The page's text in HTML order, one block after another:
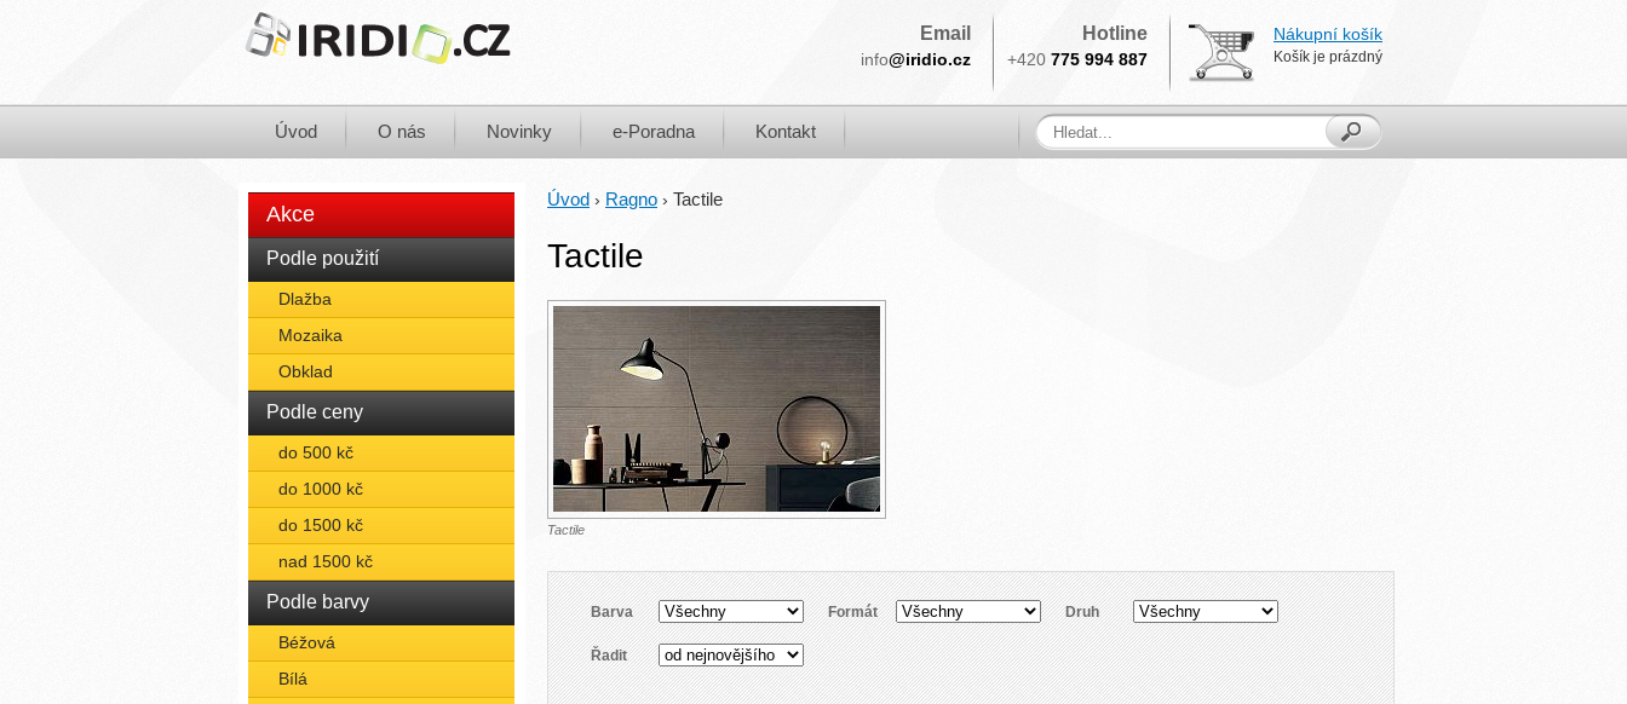
Email
info@iridio.cz
Hotline
+420 775 994 887
Nákupní košík
Košík je prázdný
Úvod O nás Novinky e-Poradna Kontakt
Akce
Podle použití
Dlažba
Mozaika
Obklad
Podle ceny
do 500 kč
do 1000 kč
do 1500 kč
nad 1500 kč
Podle barvy
Béžová
Bílá
Úvod › Ragno › Tactile
Tactile
Tactile
Barva Formát Druh
Řadit